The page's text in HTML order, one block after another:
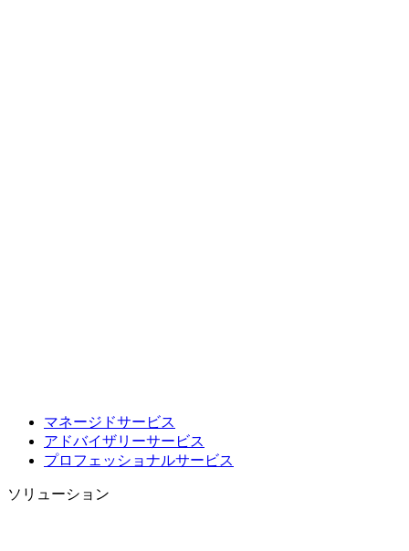
マネージドサービス
アドバイザリーサービス
プロフェッショナルサービス
ソリューション